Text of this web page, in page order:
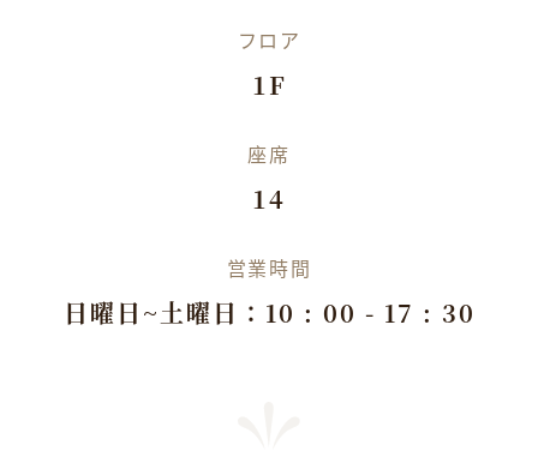
フロア
1F
座席
14
営業時間
日曜日~土曜日：10 : 00 - 17 : 30